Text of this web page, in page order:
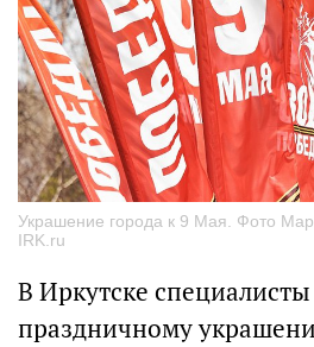
Украшение города к 9 Мая. Фото
IRK.ru
В Иркутске
праздничному